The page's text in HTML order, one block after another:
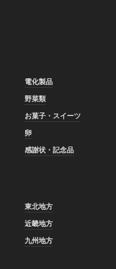
電化製品
野菜類
お菓子・スイーツ
卵
感謝状・記念品
東北地方
近畿地方
九州地方